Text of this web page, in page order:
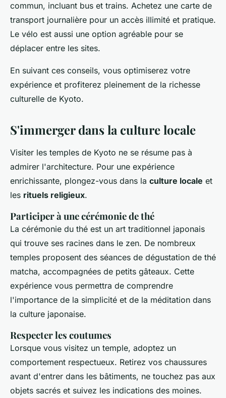
commun, incluant bus et trains. Achetez une carte de
transport journalière pour un accès illimité et pratique.
Le vélo est aussi une option agréable pour se
déplacer entre les sites.
En suivant ces conseils, vous optimiserez votre
expérience et profiterez pleinement de la richesse
culturelle de Kyoto.
S'immerger dans la culture locale
Visiter les temples de Kyoto ne se résume pas à
admirer l'architecture. Pour une expérience
enrichissante, plongez-vous dans la culture locale et
les rituels religieux.
Participer à une cérémonie de thé
La cérémonie du thé est un art traditionnel japonais
qui trouve ses racines dans le zen. De nombreux
temples proposent des séances de dégustation de thé
matcha, accompagnées de petits gâteaux. Cette
expérience vous permettra de comprendre
l'importance de la simplicité et de la méditation dans
la culture japonaise.
Respecter les coutumes
Lorsque vous visitez un temple, adoptez un
comportement respectueux. Retirez vos chaussures
avant d'entrer dans les bâtiments, ne touchez pas aux
objets sacrés et suivez les indications des moines.